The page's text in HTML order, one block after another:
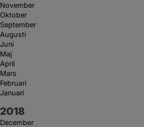
November
Oktober
September
Augusti
Juni
Maj
April
Mars
Februari
Januari
År:
2018
December